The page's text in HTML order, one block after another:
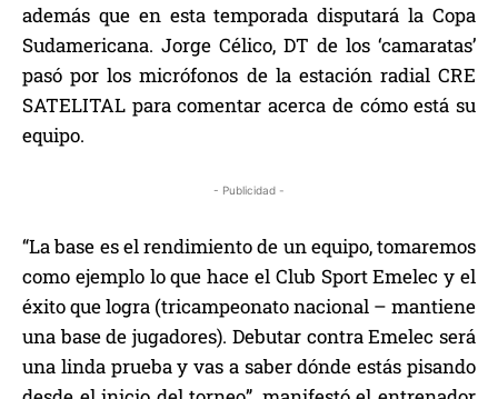
además que en esta temporada disputará la Copa
Sudamericana. Jorge Célico, DT de los ‘camaratas’
pasó por los micrófonos de la estación radial CRE
SATELITAL para comentar acerca de cómo está su
equipo.
- Publicidad -
“La base es el rendimiento de un equipo, tomaremos
como ejemplo lo que hace el Club Sport Emelec y el
éxito que logra (tricampeonato nacional – mantiene
una base de jugadores). Debutar contra Emelec será
una linda prueba y vas a saber dónde estás pisando